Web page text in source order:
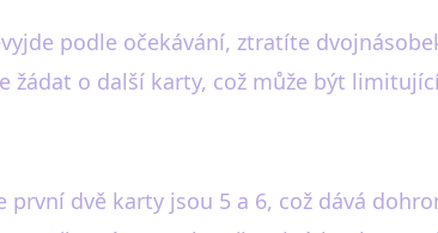
podle očekávání, ztratíte
žádat o další karty, což může být
dvě karty jsou 5 a 6, což dává